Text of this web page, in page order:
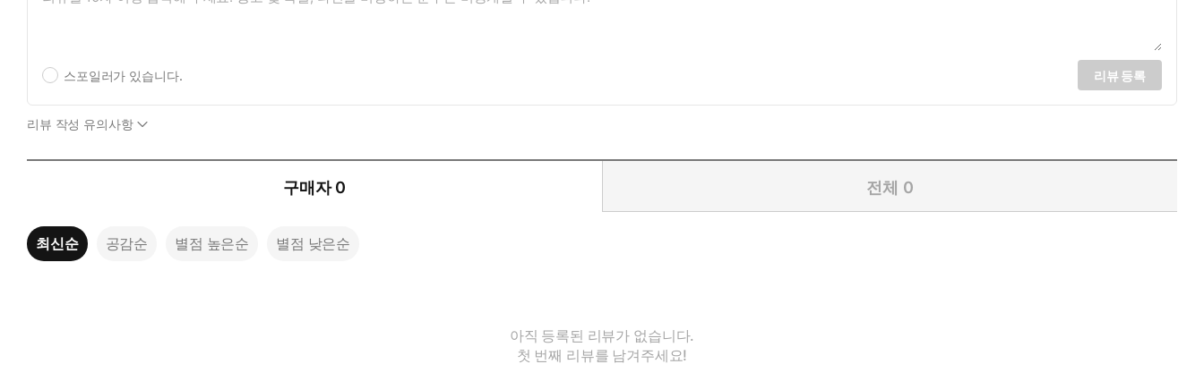
스포일러가 있습니다. 리뷰 등록
리뷰 작성 유의사항
구매자 0 전체 0
최신순 공감순 별점 높은순 별점 낮은순
아직 등록된 리뷰가 없습니다.
첫 번째 리뷰를 남겨주세요!